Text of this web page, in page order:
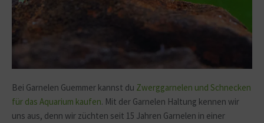
Bei Garnelen Guemmer kannst du Zwerggarnelen und Schnecken
für das Aquarium kaufen. Mit der Garnelen Haltung kennen wir
uns aus, denn wir züchten seit 15 Jahren Garnelen in einer